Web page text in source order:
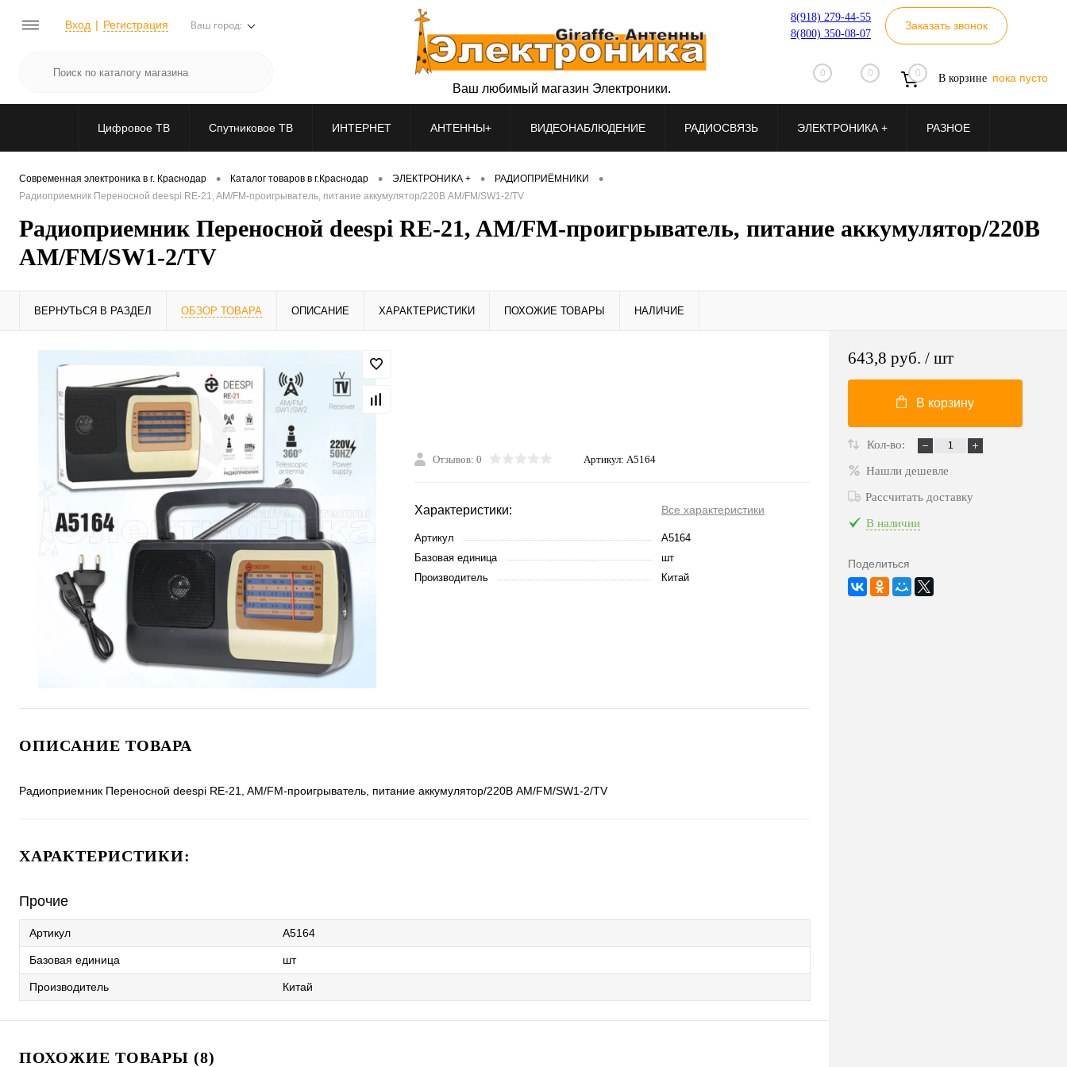
Вход Регистрация Ваш город:
8(918) 279-44-55
8(800) 350-08-07
Заказать звонок
0 0 0 В корзине пока пусто
Ваш любимый магазин Электроники.
Цифровое ТВ Спутниковое ТВ ИНТЕРНЕТ АНТЕННЫ+ ВИДЕОНАБЛЮДЕНИЕ РАДИОСВЯЗЬ ЭЛЕКТРОНИКА + РАЗНОЕ
Современная электроника в г. Краснодар • Каталог товаров в г.Краснодар • ЭЛЕКТРОНИКА + • РАДИОПРИЁМНИКИ •
Радиоприемник Переносной deespi RE-21, AM/FM-проигрыватель, питание аккумулятор/220В AM/FM/SW1-2/TV
Радиоприемник Переносной deespi RE-21, AM/FM-проигрыватель, питание аккумулятор/220В
AM/FM/SW1-2/TV
ВЕРНУТЬСЯ В РАЗДЕЛ ОБЗОР ТОВАРА ОПИСАНИЕ ХАРАКТЕРИСТИКИ ПОХОЖИЕ ТОВАРЫ НАЛИЧИЕ
Отзывов: 0 Артикул: A5164
Характеристики: Все характеристики
Артикул
A5164
Базовая единица
шт
Производитель
Китай
ОПИСАНИЕ ТОВАРА
Радиоприемник Переносной deespi RE-21, AM/FM-проигрыватель, питание аккумулятор/220В AM/FM/SW1-2/TV
ХАРАКТЕРИСТИКИ:
Прочие
Артикул A5164
Базовая единица шт
Производитель Китай
ПОХОЖИЕ ТОВАРЫ (8)
643,8 руб. / шт
В корзину
Кол-во:
Нашли дешевле
Рассчитать доставку
В наличии
Поделиться